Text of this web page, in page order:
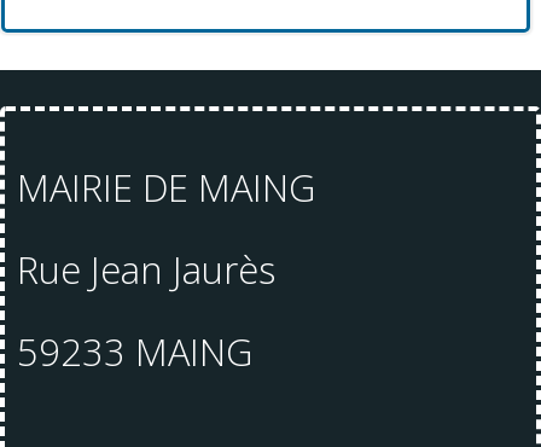
MAIRIE DE MAING
Rue Jean Jaurès
59233 MAING